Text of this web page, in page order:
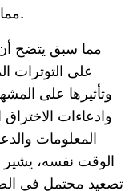
مما تسبب في انفجار شديد خارج غرفته.
مما سبق يتضح أن
على التوترات
وتأثيرها على
وادعاءات
المعلومات
الوقت نفسه، يشير
تصعيد محتمل في